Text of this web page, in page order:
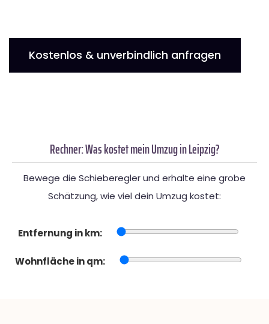
Kostenlos & unverbindlich anfragen
Rechner: Was kostet mein Umzug in Leipzig?
Bewege die Schieberegler und erhalte eine grobe
Schätzung, wie viel dein Umzug kostet:
Entfernung in km:
Wohnfläche in qm: